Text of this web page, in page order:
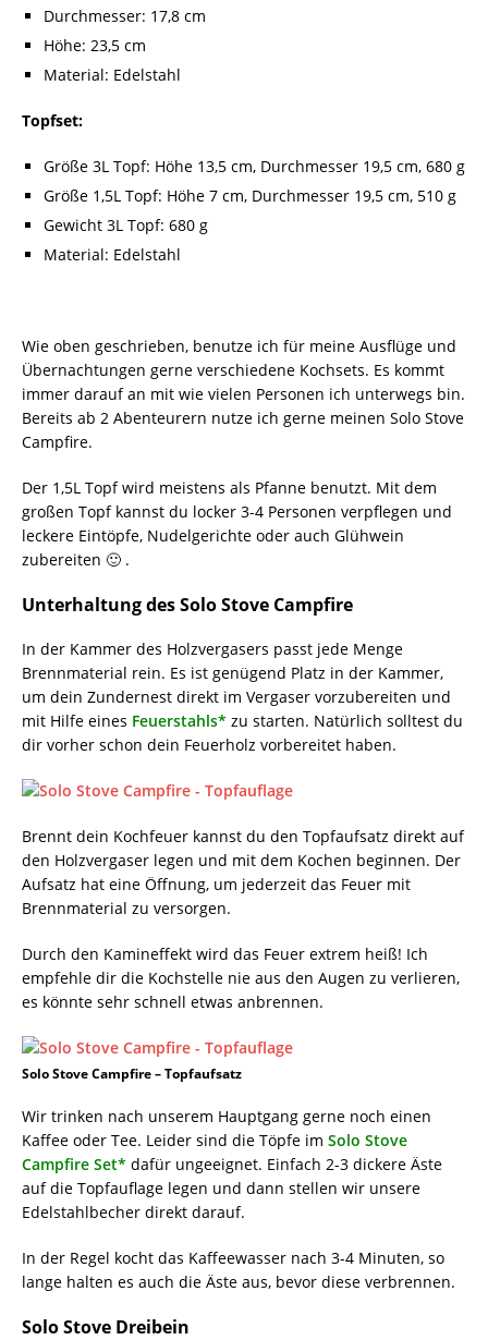
Durchmesser: 17,8 cm
Höhe: 23,5 cm
Material: Edelstahl
Topfset:
Größe 3L Topf: Höhe 13,5 cm, Durchmesser 19,5 cm, 680 g
Größe 1,5L Topf: Höhe 7 cm, Durchmesser 19,5 cm, 510 g
Gewicht 3L Topf: 680 g
Material: Edelstahl
Wie oben geschrieben, benutze ich für meine Ausflüge und
Übernachtungen gerne verschiedene Kochsets. Es kommt
immer darauf an mit wie vielen Personen ich unterwegs bin.
Bereits ab 2 Abenteurern nutze ich gerne meinen Solo Stove
Campfire.
Der 1,5L Topf wird meistens als Pfanne benutzt. Mit dem
großen Topf kannst du locker 3-4 Personen verpflegen und
leckere Eintöpfe, Nudelgerichte oder auch Glühwein
zubereiten 🙂 .
Unterhaltung des Solo Stove Campfire
In der Kammer des Holzvergasers passt jede Menge
Brennmaterial rein. Es ist genügend Platz in der Kammer,
um dein Zundernest direkt im Vergaser vorzubereiten und
mit Hilfe eines Feuerstahls* zu starten. Natürlich solltest du
dir vorher schon dein Feuerholz vorbereitet haben.
Brennt dein Kochfeuer kannst du den Topfaufsatz direkt auf
den Holzvergaser legen und mit dem Kochen beginnen. Der
Aufsatz hat eine Öffnung, um jederzeit das Feuer mit
Brennmaterial zu versorgen.
Durch den Kamineffekt wird das Feuer extrem heiß! Ich
empfehle dir die Kochstelle nie aus den Augen zu verlieren,
es könnte sehr schnell etwas anbrennen.
Solo Stove Campfire – Topfaufsatz
Wir trinken nach unserem Hauptgang gerne noch einen
Kaffee oder Tee. Leider sind die Töpfe im Solo Stove
Campfire Set* dafür ungeeignet. Einfach 2-3 dickere Äste
auf die Topfauflage legen und dann stellen wir unsere
Edelstahlbecher direkt darauf.
In der Regel kocht das Kaffeewasser nach 3-4 Minuten, so
lange halten es auch die Äste aus, bevor diese verbrennen.
Solo Stove Dreibein